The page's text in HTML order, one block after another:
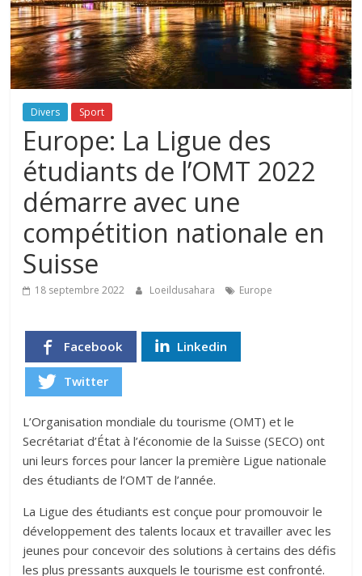
Divers Sport
Europe: La Ligue des
étudiants de l’OMT 2022
démarre avec une
compétition nationale en
Suisse
18 septembre 2022 Loeildusahara Europe
Facebook Linkedin
Twitter
L’Organisation mondiale du tourisme (OMT) et le
Secrétariat d’État à l’économie de la Suisse (SECO) ont
uni leurs forces pour lancer la première Ligue nationale
des étudiants de l’OMT de l’année.
La Ligue des étudiants est conçue pour promouvoir le
développement des talents locaux et travailler avec les
jeunes pour concevoir des solutions à certains des défis
les plus pressants auxquels le tourisme est confronté.